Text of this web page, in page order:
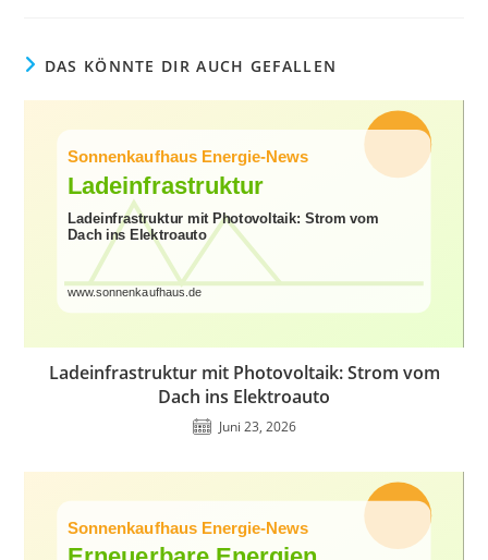
DAS KÖNNTE DIR AUCH GEFALLEN
Ladeinfrastruktur mit Photovoltaik: Strom vom
Dach ins Elektroauto
Juni 23, 2026